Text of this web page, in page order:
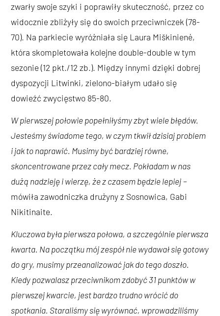
zwarły swoje szyki i poprawiły skuteczność, przez co
widocznie zbliżyły się do swoich przeciwniczek (78-
70). Na parkiecie wyróżniała się Laura Miškinienė,
która skompletowała kolejne double-double w tym
sezonie (12 pkt./12 zb.). Między innymi dzięki dobrej
dyspozycji Litwinki, zielono-białym udało się
dowieźć zwycięstwo 85-80.
W pierwszej połowie popełniłyśmy zbyt wiele błędów.
Jesteśmy świadome tego, w czym tkwił dzisiaj problem
i jak to naprawić. Musimy być bardziej równe,
skoncentrowane przez cały mecz. Pokładam w nas
dużą nadzieję i wierzę, że z czasem będzie lepiej–
mówiła zawodniczka drużyny z Sosnowica, Gabi
Nikitinaite.
Kluczowa była pierwsza połowa, a szczególnie pierwsza
kwarta. Na początku mój zespół nie wydawał się gotowy
do gry, musimy przeanalizować jak do tego doszło.
Kiedy pozwalasz przeciwnikom zdobyć 31 punktów w
pierwszej kwarcie, jest bardzo trudno wrócić do
spotkania. Staraliśmy się wyrównać, wprowadziliśmy